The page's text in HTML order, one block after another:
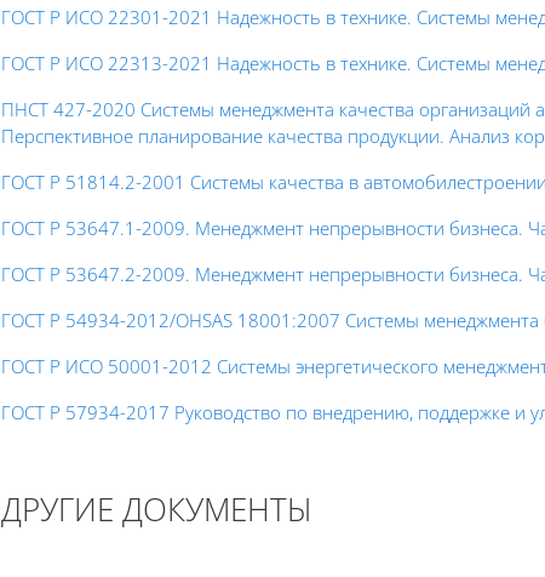
ГОСТ Р ИСО 22301-2021 Надежность в технике. Системы
ГОСТ Р ИСО 22313-2021 Надежность в технике. Системы
ПНСТ 427-2020 Системы менеджмента качества
Перспективное планирование качества продукции. Анализ
ГОСТ Р 51814.2-2001 Системы качества в
ГОСТ Р 53647.1-2009. Менеджмент непрерывности бизнеса.
ГОСТ Р 53647.2-2009. Менеджмент непрерывности бизнеса.
ГОСТ Р 54934-2012/OHSAS 18001:2007 Системы
ГОСТ Р ИСО 50001-2012 Системы энергетического
ГОСТ Р 57934-2017 Руководство по внедрению, поддержке и
ДРУГИЕ ДОКУМЕНТЫ